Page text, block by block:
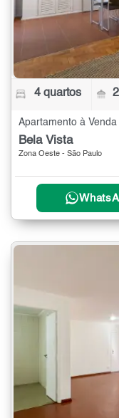
4 quartos
Apartamento à
Bela Vista
Zona Oeste - São Paulo